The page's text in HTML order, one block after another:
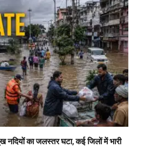
नदियों का जलस्तर घटा, कई जिलों में भारी